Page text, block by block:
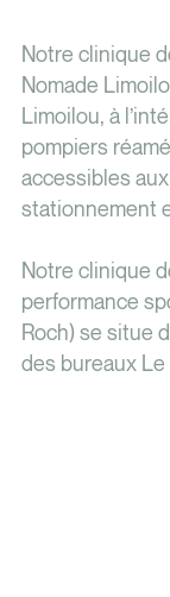
Notre clinique
Nomade
Limoilou, à
pompiers
accessibles
stationnement
Notre clinique
performance
Roch) se situe
des bureaux